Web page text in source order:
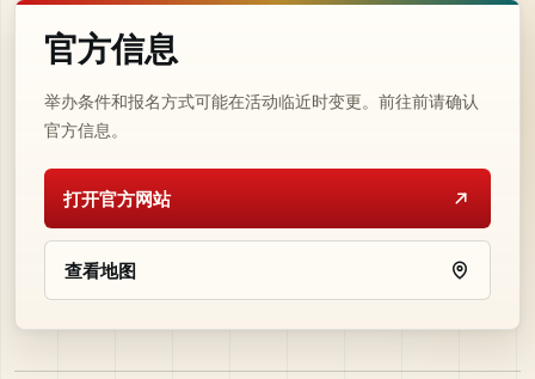
官方信息
举办条件和报名方式可能在活动临近时变更。前往前请确认
官方信息。
打开官方网站
查看地图